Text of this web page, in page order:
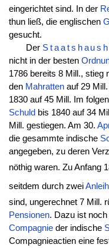
eingerichtet sind. In der
thun ließ, die englischen
gesucht.
Der
nicht in der besten
1786 bereits 8 Mill., stieg
den Mahrattenauf 29 Mill.
1830 auf 45 Mill. Im
Schuld bis 1840 auf 34
Mill. gestiegen. Am 30.
die gesammte indische
angegeben, zu deren
nöthig waren. Zu Anfang
seitdem durch zwei
sind, ungerechnet 7 Mill.
Pensionen. Dazu ist
Compagnieder indische
Compagnieactien eine